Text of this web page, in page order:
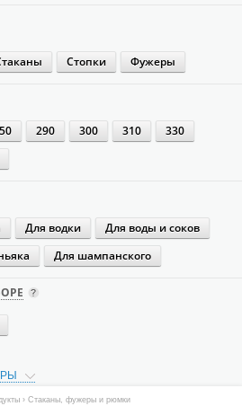
Стопки Фужеры
290 300 310
330
Для водки
Для воды и соков
Для шампанского
› Стаканы, фужеры и рюмки